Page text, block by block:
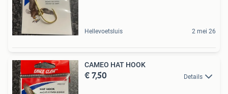
Hellevoetsluis 2 mei 26
CAMEO HAT HOOK
€ 7,50 Details